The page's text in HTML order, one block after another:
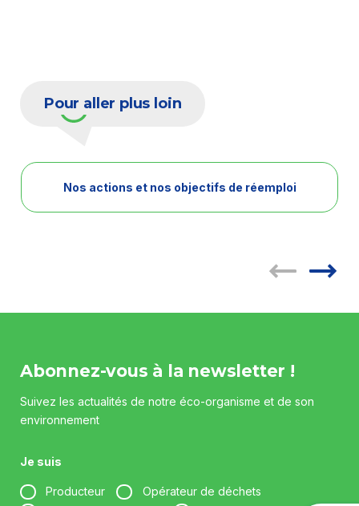
Pour aller plus loin
Nos actions et nos objectifs de réemploi
Abonnez-vous à la newsletter !
Suivez les actualités de notre éco-organisme et de son
environnement
Je suis
Producteur
Opérateur de déchets